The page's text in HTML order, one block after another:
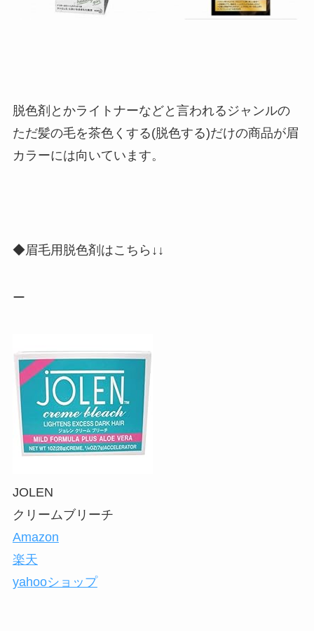
脱色剤とかライトナーなどと言われるジャンルの
ただ髪の毛を茶色くする(脱色する)だけの商品が眉
カラーには向いています。
◆眉毛用脱色剤はこちら↓↓
ー
JOLEN
クリームブリーチ
Amazon
楽天
yahooショップ